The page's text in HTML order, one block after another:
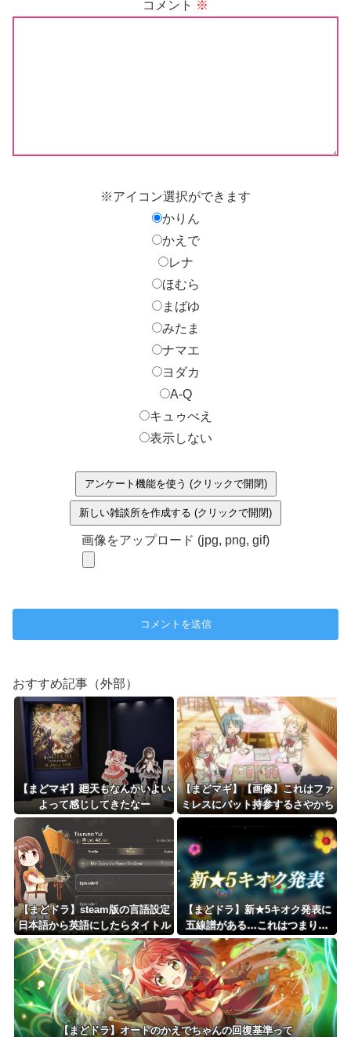
コメント ※
※アイコン選択ができます
かりん
かえで
レナ
ほむら
まばゆ
みたま
ナマエ
ヨダカ
A-Q
キュゥべえ
表示しない
アンケート機能を使う (クリックで開閉)
新しい雑談所を作成する (クリックで開閉)
画像をアップロード (jpg, png, gif)
おすすめ記事（外部）
【まどマギ】廻天もなんかいよい
よって感じしてきたなー
【まどマギ】【画像】これはファ
ミレスにバット持参するさやかち
ゃん
【まどドラ】steam版の言語設定
日本語から英語にしたらタイトル
画面からゲーム内に入ることがで
きなくなっちゃった
【まどドラ】新★5キオク発表に
五線譜がある…これはつまり…
【まどドラ】オートのかえでちゃんの回復基準って